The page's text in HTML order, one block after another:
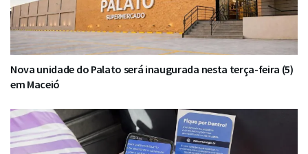
Nova unidade do Palato será inaugurada nesta terça-feira (5)
em Maceió